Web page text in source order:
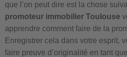
que l’on peut dire est la chose
promoteur immobilier Toulouse
apprendre comment faire de la
Enregistrer cela dans votre esprit,
faire preuve d’originalité en tant